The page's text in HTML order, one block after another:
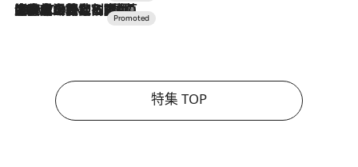
2026.7.10
NEW OPEN！【界 草津】名湯の地に誕生。趣の異なる2種の温泉と上州ならではの会席・蕎麦割烹など美食を味わう究極の癒やし旅
特集 TOP